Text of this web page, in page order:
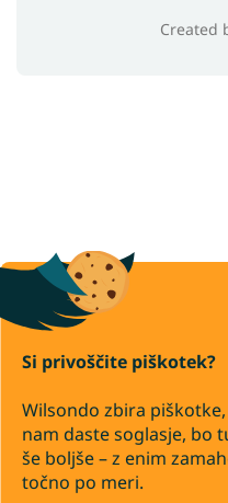
Si privoščite piškotek?
Wilsondo zbira
nam daste soglasje, bo
še boljše – z enim
točno po meri.
Created